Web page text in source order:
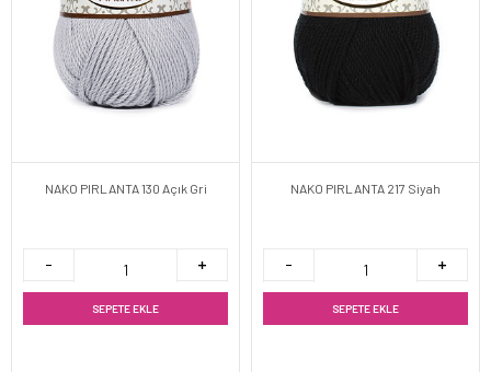
NAKO PIRLANTA 130 Açık Gri
SEPETE EKLE
NAKO PIRLANTA 217 Siyah
SEPETE EKLE